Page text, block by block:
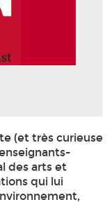
(et très curieuse
des arts et
qui lui